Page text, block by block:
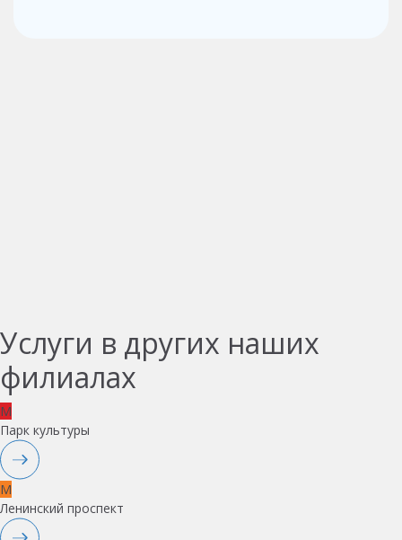
Услуги в других наших
филиалах
M
Парк культуры
M
Ленинский проспект